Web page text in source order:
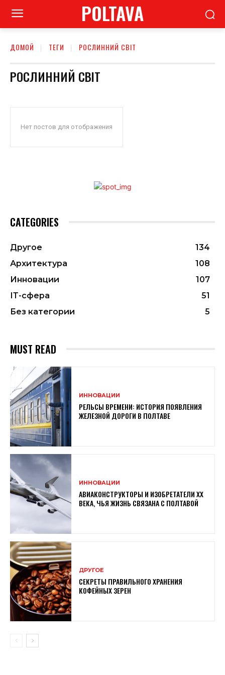
POLTAVA
ДОМОЙ ТЕГИ РОСЛИННИЙ СВІТ
РОСЛИННИЙ СВІТ
Нет постов для отображения
CATEGORIES
Другое
134
Архитектура
108
Инновации
107
ІТ-сфера
51
Без категории
5
MUST READ
ИННОВАЦИИ
РЕЛЬСЫ ВРЕМЕНИ: ИСТОРИЯ ПОЯВЛЕНИЯ
ЖЕЛЕЗНОЙ ДОРОГИ В ПОЛТАВЕ
ИННОВАЦИИ
АВИАКОНСТРУКТОРЫ И ИЗОБРЕТАТЕЛИ XX
ВЕКА, ЧЬЯ ЖИЗНЬ СВЯЗАНА С ПОЛТАВОЙ
ДРУГОЕ
СЕКРЕТЫ ПРАВИЛЬНОГО ХРАНЕНИЯ
КОФЕЙНЫХ ЗЕРЕН